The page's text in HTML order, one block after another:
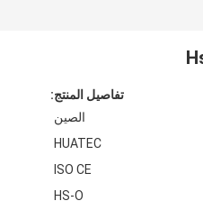
تفاصيل المنتج:
الصين
HUATEC
ISO CE
HS-O